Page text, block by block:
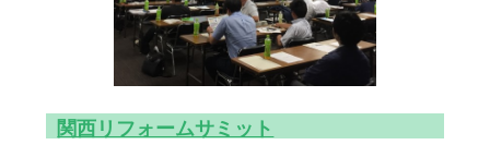
関西リフォームサミット